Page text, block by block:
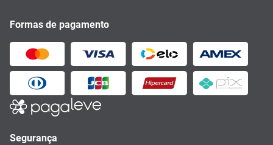
Formas de pagamento
Segurança